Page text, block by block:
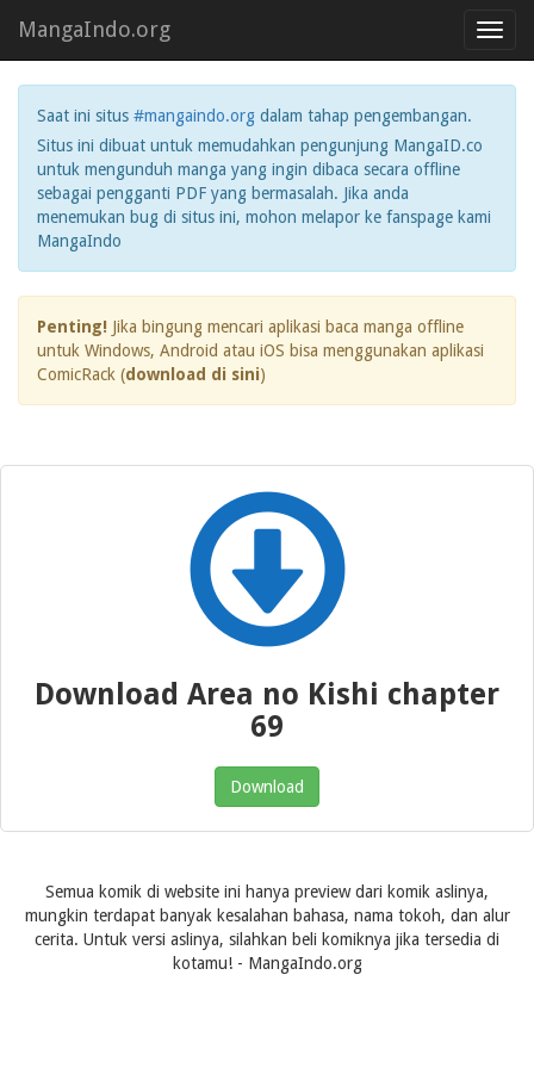
MangaIndo.org
Saat ini situs #mangaindo.org dalam tahap pengembangan.
Situs ini dibuat untuk memudahkan pengunjung MangaID.co
untuk mengunduh manga yang ingin dibaca secara offline
sebagai pengganti PDF yang bermasalah. Jika anda
menemukan bug di situs ini, mohon melapor ke fanspage kami
MangaIndo
Penting! Jika bingung mencari aplikasi baca manga offline
untuk Windows, Android atau iOS bisa menggunakan aplikasi
ComicRack (download di sini)
Download Area no Kishi chapter
69
Download
Semua komik di website ini hanya preview dari komik aslinya,
mungkin terdapat banyak kesalahan bahasa, nama tokoh, dan alur
cerita. Untuk versi aslinya, silahkan beli komiknya jika tersedia di
kotamu! - MangaIndo.org